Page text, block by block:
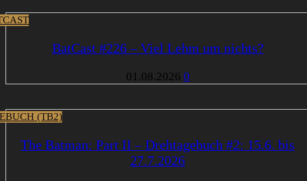
BatCast #226 – Viel Lehm um nichts?
01.08.2026 0
(TB2)
The Batman: Part II – Drehtagebuch #2: 15.6. bis
27.7.2026